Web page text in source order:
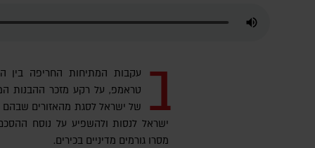
ב
עקבות המתיחות החריפה בין
טראמפ, על רקע מזכר ההבנות
של ישראל לסגת מהאזורים שבהם
ישראל לנסות ולהשפיע על נוסח ההסכם
מסרו גורמים מדיניים בכירים.